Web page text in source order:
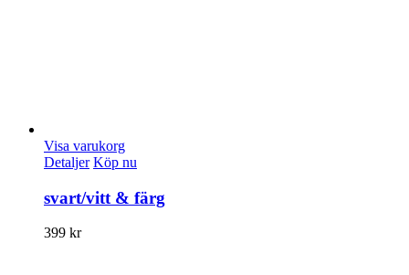
Visa varukorg
Detaljer Köp nu
svart/vitt & färg
399 kr